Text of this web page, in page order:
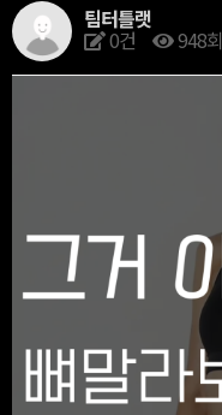
팀터틀랫
0건 948회